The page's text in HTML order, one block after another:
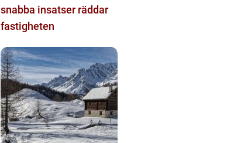
snabba insatser räddar
fastigheten